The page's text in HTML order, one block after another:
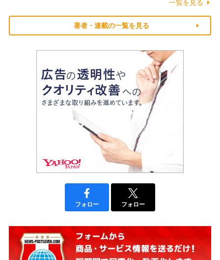
一覧を見る
著者・連載の一覧を見る
フォロー フォロー